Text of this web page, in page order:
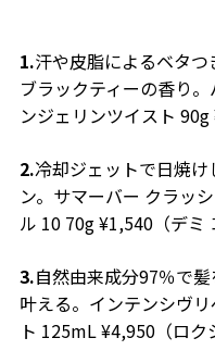
1.汗や皮脂によるベタ
ブラックティーの香り
ンジェリンツイスト 90g
2.冷却ジェットで日焼
ン。サマーバー クラッ
ル 10 70g ¥1,540（デミ
3.自然由来成分97％で
叶える。インテンシヴ
ト 125mL ¥4,950（ロク